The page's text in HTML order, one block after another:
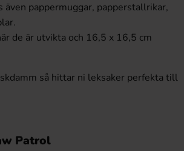
även pappermuggar, papperstallrikar,
de är utvikta och 16,5 x 16,5 cm
så hittar ni leksaker perfekta till
Patrol